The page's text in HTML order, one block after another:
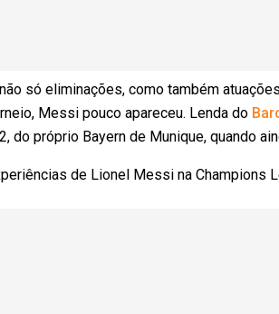
só eliminações, como também
Messi pouco apareceu. Lenda do
do próprio Bayern de Munique, quando
de Lionel Messi na Champions